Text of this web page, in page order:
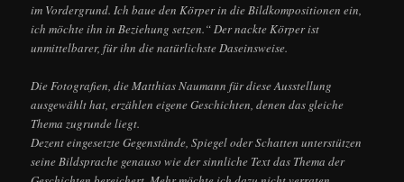
im Vordergrund. Ich baue den Körper in die Bildkompositionen ein,
ich möchte ihn in Beziehung setzen.“ Der nackte Körper ist
unmittelbarer, für ihn die natürlichste Daseinsweise.
Die Fotografien, die Matthias Naumann für diese Ausstellung
ausgewählt hat, erzählen eigene Geschichten, denen das gleiche
Thema zugrunde liegt.
Dezent eingesetzte Gegenstände, Spiegel oder Schatten unterstützen
seine Bildsprache genauso wie der sinnliche Text das Thema der